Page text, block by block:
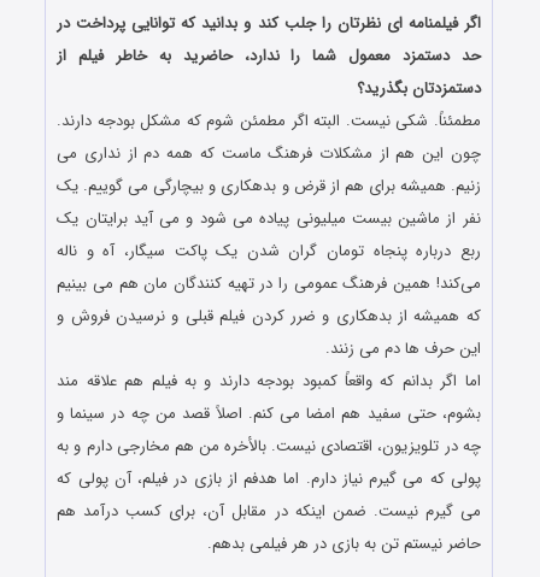
اگر فیلمنامه ای نظرتان را جلب کند و بدانید که توانایی پرداخت در
حد دستمزد معمول شما را ندارد، حاضرید به خاطر فیلم از
دستمزدتان بگذرید؟
مطمئناً. شکی نیست. البته اگر مطمئن شوم که مشکل بودجه دارند.
چون این هم از مشکلات فرهنگ ماست که همه دم از نداری می
زنیم. همیشه برای هم از قرض و بدهکاری و بیچارگی می گوییم. یک
نفر از ماشین بیست میلیونی پیاده می شود و می آید برایتان یک
ربع درباره پنجاه تومان گران شدن یک پاکت سیگار، آه و ناله
می‌کند! همین فرهنگ عمومی را در تهیه کنندگان مان هم می بینیم
که همیشه از بدهکاری و ضرر کردن فیلم قبلی و نرسیدن فروش و
این حرف ها دم می زنند.
اما اگر بدانم که واقعاً کمبود بودجه دارند و به فیلم هم علاقه مند
بشوم، حتی سفید هم امضا می کنم. اصلاً قصد من چه در سینما و
چه در تلویزیون، اقتصادی نیست. بالأخره من هم مخارجی دارم و به
پولی که می گیرم نیاز دارم. اما هدفم از بازی در فیلم، آن پولی که
می گیرم نیست. ضمن اینکه در مقابل آن، برای کسب درآمد هم
حاضر نیستم تن به بازی در هر فیلمی بدهم.